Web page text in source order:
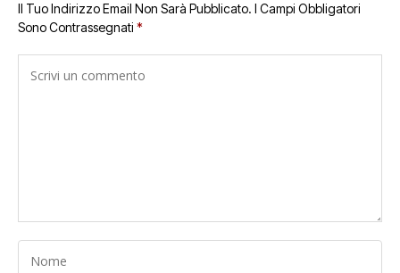
Il Tuo Indirizzo Email Non Sarà Pubblicato. I Campi Obbligatori
Sono Contrassegnati *